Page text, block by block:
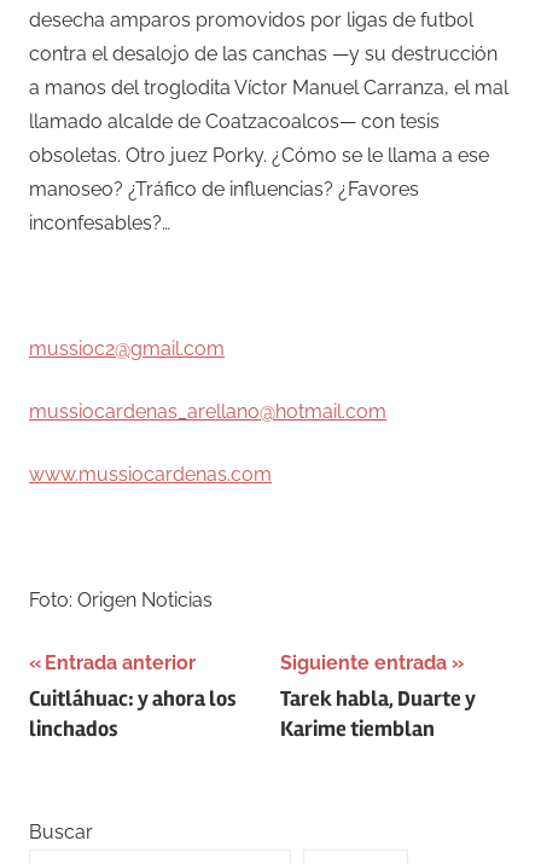
desecha amparos promovidos por ligas de futbol
contra el desalojo de las canchas —y su destrucción
a manos del troglodita Víctor Manuel Carranza, el mal
llamado alcalde de Coatzacoalcos— con tesis
obsoletas. Otro juez Porky. ¿Cómo se le llama a ese
manoseo? ¿Tráfico de influencias? ¿Favores
inconfesables?…
mussioc2@gmail.com
mussiocardenas_arellano@hotmail.com
www.mussiocardenas.com
Foto: Origen Noticias
Navegación
de
Entrada anterior
Cuitláhuac: y ahora los
linchados
Siguiente entrada
Tarek habla, Duarte y
Karime tiemblan
Buscar